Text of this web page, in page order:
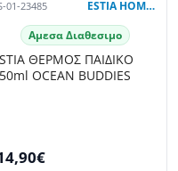
01-23485 ESTIA HOME ART
Αμεσα Διαθεσιμο
ΘΕΡΜΟΣ ΠΑΙΔΙΚΟ
OCEAN BUDDIES